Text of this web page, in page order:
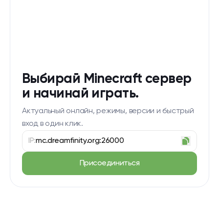
Выбирай Minecraft сервер
и начинай играть.
Актуальный онлайн, режимы, версии и быстрый
вход в один клик.
IP:mc.dreamfinity.org:26000
Присоединиться